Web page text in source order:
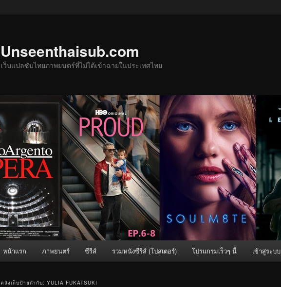
Unseenthaisub.com
เว็บแปลซับไทยภาพยนตร์ที่ไม่ได้เข้าฉายในประเทศไทย
หน้าแรก ภาพยนตร์ ซีรีส์ รวมหนังซีรีส์ (โปสเตอร์) โปรแกรมเร็วๆ นี้ เข้าสู่ระบบ
คลังเก็บป้ายกำกับ: YULIA FUKATSUKI